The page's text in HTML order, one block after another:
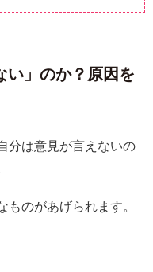
い」のか？原因を
分は意見が言えないの
のがあげられます。